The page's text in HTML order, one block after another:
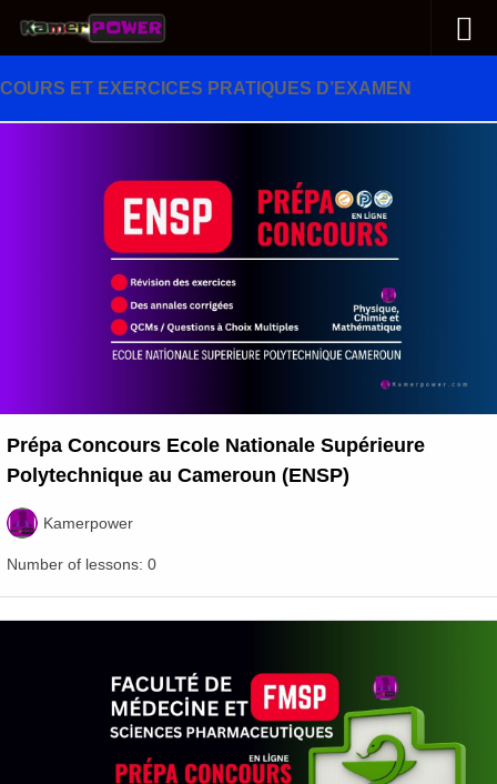
Au dessous du contenu
COURS ET EXERCICES PRATIQUES D’EXAMEN
Prépa Concours Ecole Nationale Supérieure
Polytechnique au Cameroun (ENSP)
Kamerpower
Number of lessons: 0